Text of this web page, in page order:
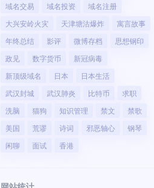
域名交易
域名投资
域名注册
大兴安岭火灾
天津塘沽爆炸
寓言故事
年终总结
影评 微博存档
思想钢印
政见
数字货币
新冠病毒
新顶级域名
日本
日本生活
武汉封城
武汉肺炎 比特币
求职
洗脑
猫狗 知识管理 禁文
禁歌
美国
荒谬 诗词 邪恶轴心
钢琴
闲聊
面试 香港